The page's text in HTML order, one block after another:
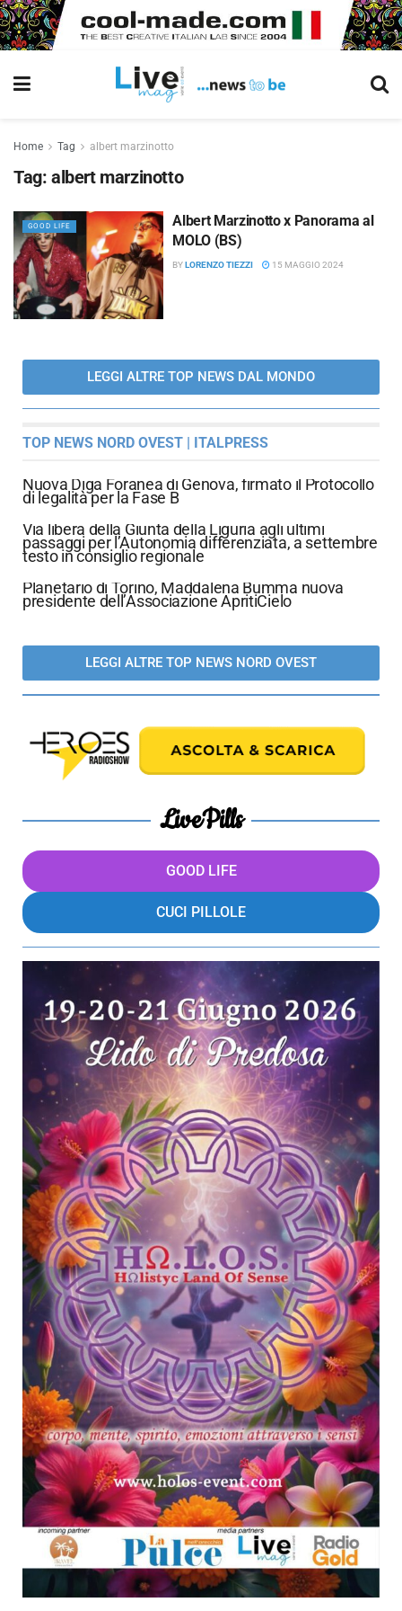
Home Tag albert marzinotto
Tag: albert marzinotto
GOOD LIFE
Albert Marzinotto x Panorama al
MOLO (BS)
BYLORENZO TIEZZI 15 MAGGIO 2024
LEGGI ALTRE TOP NEWS DAL MONDO
TOP NEWS NORD OVEST | ITALPRESS
Nuova Diga Foranea di Genova, firmato il Protocollo
di legalità per la Fase B
Via libera della Giunta della Liguria agli ultimi
passaggi per l’Autonomia differenziata, a settembre
testo in consiglio regionale
Planetario di Torino, Maddalena Bumma nuova
presidente dell’Associazione ApritiCielo
LEGGI ALTRE TOP NEWS NORD OVEST
LivePills
GOOD LIFE
CUCI PILLOLE